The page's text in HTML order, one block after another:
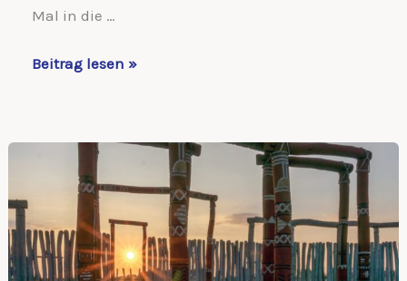
Mal in die …
Frühester
der
Vereinsgeschichte?
Beitrag lesen »